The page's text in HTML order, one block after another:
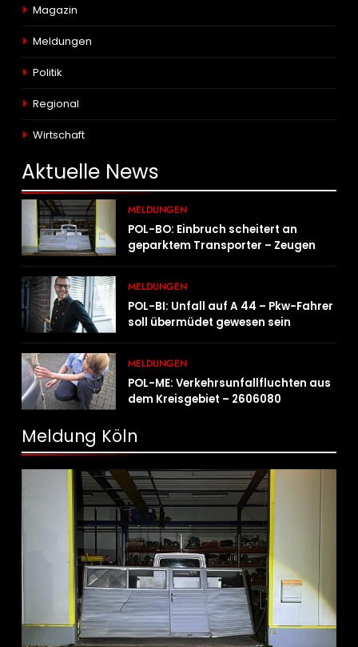
Magazin
Meldungen
Politik
Regional
Wirtschaft
Aktuelle News
MELDUNGEN
POL-BO: Einbruch scheitert an
geparktem Transporter – Zeugen
MELDUNGEN
POL-BI: Unfall auf A 44 – Pkw-Fahrer
soll übermüdet gewesen sein
MELDUNGEN
POL-ME: Verkehrsunfallfluchten aus
dem Kreisgebiet – 2606080
Meldung Köln